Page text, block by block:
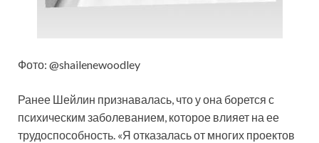
Фото: @shailenewoodley
Ранее Шейлин признавалась, что у она борется с
психическим заболеванием, которое влияет на ее
трудоспособность. «Я отказалась от многих проектов